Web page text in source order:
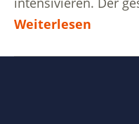
Weiterlesen